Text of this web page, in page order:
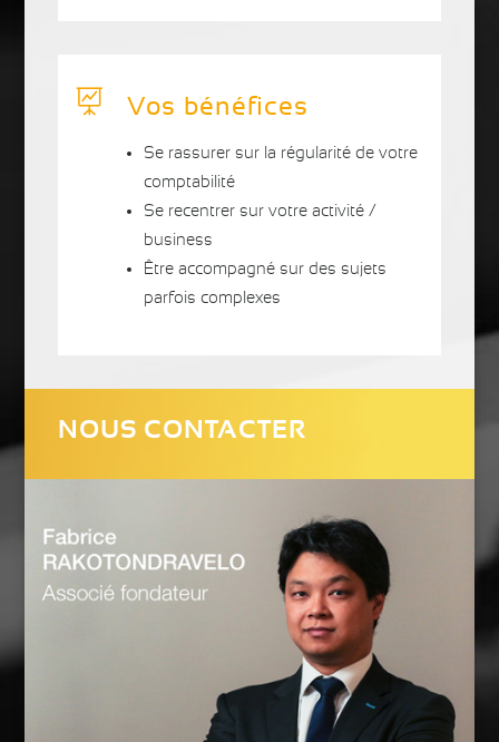
 Vos bénéfices
Se rassurer sur la régularité de votre
comptabilité
Se recentrer sur votre activité /
business
Être accompagné sur des sujets
parfois complexes
NOUS CONTACTER